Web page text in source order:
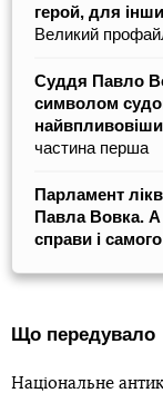
герой, для
Великий
Суддя Павло
символом
частина перша
Парламент
Павла Вовка. А
справи і
Що передувало
Національне